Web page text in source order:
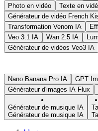
Photo en vidéo Texte en
Générateur de vidéo French
Transformation Venom IA
Veo 3.1 IA
Wan 2.5 IA
Générateur de vidéos Veo3 IA
Nano Banana Pro IA GPT
Générateur d'images IA Flux
Générateur de musique IA
Générateur de musique IA